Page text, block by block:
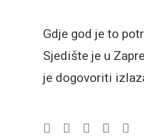
Gdje god je to
Sjedište je u
je dogovoriti